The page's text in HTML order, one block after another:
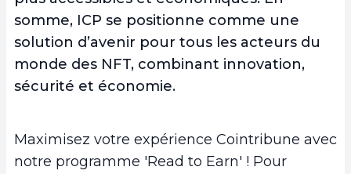
somme, ICP se positionne comme une
solution d’avenir pour tous les acteurs du
monde des NFT, combinant innovation,
sécurité et économie.
Maximisez votre expérience Cointribune avec
notre programme 'Read to Earn' ! Pour